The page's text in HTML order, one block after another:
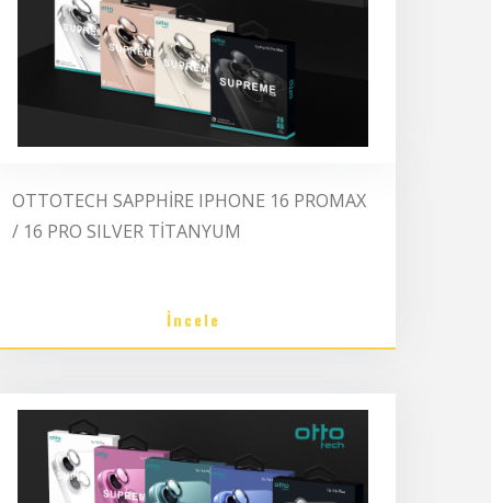
OTTOTECH SAPPHİRE IPHONE 16 PROMAX
/ 16 PRO SILVER TİTANYUM
İncele